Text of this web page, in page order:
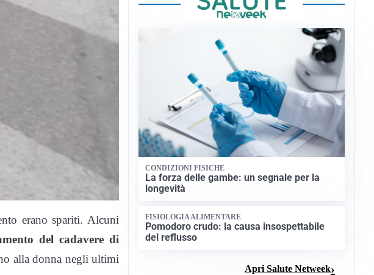
erano spariti. Alcuni
del cadavere di
alla donna negli ultimi
CONDIZIONI FISICHE
La forza delle gambe: un segnale per la
longevità
FISIOLOGIA ALIMENTARE
Pomodoro crudo: la causa insospettabile
del reflusso
Apri Salute Netweek